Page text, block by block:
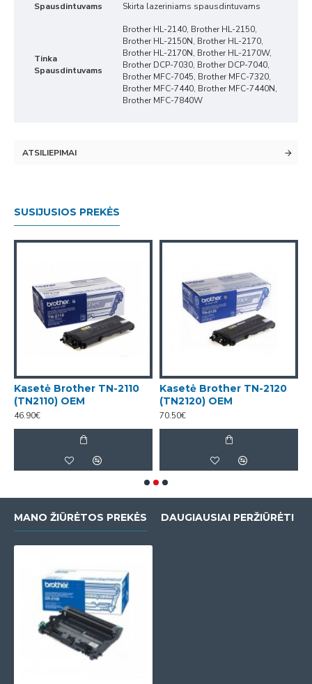
Spausdintuvams Skirta lazeriniams spausdintuvams
Tinka
Spausdintuvams
Brother HL-2140, Brother HL-2150,
Brother HL-2150N, Brother HL-2170,
Brother HL-2170N, Brother HL-2170W,
Brother DCP-7030, Brother DCP-7040,
Brother MFC-7045, Brother MFC-7320,
Brother MFC-7440, Brother MFC-7440N,
Brother MFC-7840W
ATSILIEPIMAI
SUSIJUSIOS PREKĖS
Kasetė Brother TN-2110
(TN2110) OEM
46.90€
Kasetė Brother TN-2120
(TN2120) OEM
70.50€
MANO ŽIŪRĖTOS PREKĖS DAUGIAUSIAI PERŽIŪRĖTI